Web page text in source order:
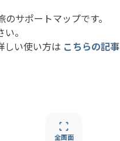
サポートマップです。
。
しい使い方は こちらの記事
全画面